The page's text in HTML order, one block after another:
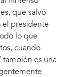
que salvó
el presidente
lo que
cuando
también es una